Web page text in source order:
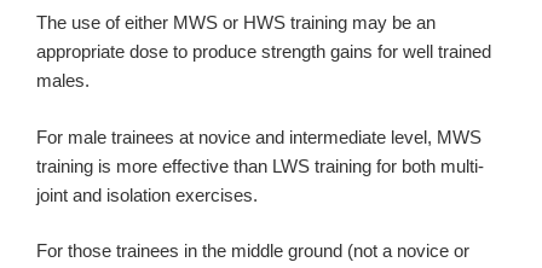
The use of either MWS or HWS training may be an
appropriate dose to produce strength gains for well trained
males.
For male trainees at novice and intermediate level, MWS
training is more effective than LWS training for both multi-
joint and isolation exercises.
For those trainees in the middle ground (not a novice or